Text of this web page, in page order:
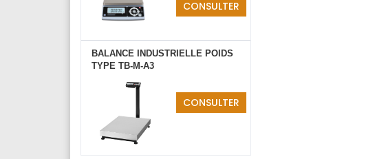
CONSULTER
BALANCE INDUSTRIELLE POIDS
TYPE TB-M-A3
CONSULTER